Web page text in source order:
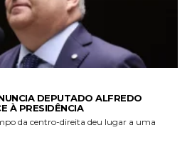
DEPUTADO ALFREDO
À PRESIDÊNCIA
da centro-direita deu lugar a uma